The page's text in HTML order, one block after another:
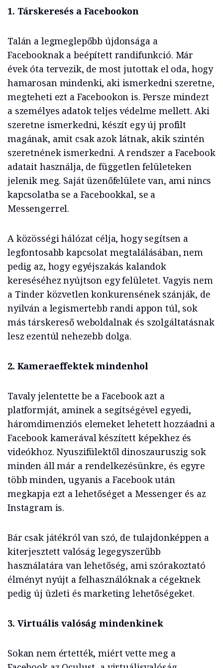
1. Társkeresés a Facebookon
Talán a legmeglepőbb újdonsága a
Facebooknak a beépített randifunkció. Már
évek óta tervezik, de most jutottak el oda, hogy
hamarosan mindenki, aki ismerkedni szeretne,
megteheti ezt a Facebookon is. Persze mindezt
a személyes adatok teljes védelme mellett. Aki
szeretne ismerkedni, készít egy új profilt
magának, amit csak azok látnak, akik szintén
szeretnének ismerkedni. A rendszer a Facebook
adatait használja, de független felületeken
jelenik meg. Saját üzenőfelülete van, ami nincs
kapcsolatba se a Facebookkal, se a
Messengerrel.
A közösségi hálózat célja, hogy segítsen a
legfontosabb kapcsolat megtalálásában, nem
pedig az, hogy egyéjszakás kalandok
kereséséhez nyújtson egy felületet. Vagyis nem
a Tinder közvetlen konkurensének szánják, de
nyilván a legismertebb randi appon túl, sok
más társkereső weboldalnak és szolgáltatásnak
lesz ezentúl nehezebb dolga.
2. Kameraeffektek mindenhol
Tavaly jelentette be a Facebook azt a
platformját, aminek a segítségével egyedi,
háromdimenziós elemeket lehetett hozzáadni a
Facebook kamerával készített képekhez és
videókhoz. Nyuszifülektől dinoszauruszig sok
minden áll már a rendelkezésünkre, és egyre
több minden, ugyanis a Facebook után
megkapja ezt a lehetőséget a Messenger és az
Instagram is.
Bár csak játékról van szó, de tulajdonképpen a
kiterjesztett valóság legegyszerűbb
használatára van lehetőség, ami szórakoztató
élményt nyújt a felhasználóknak a cégeknek
pedig új üzleti és marketing lehetőségeket.
3. Virtuális valóság mindenkinek
Sokan nem értették, miért vette meg a